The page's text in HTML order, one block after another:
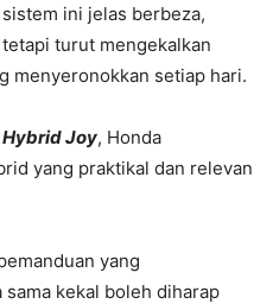
ini jelas berbeza,
turut mengekalkan
menyeronokkan setiap hari.
Hybrid Joy, Honda
yang praktikal dan relevan
yang
kekal boleh diharap